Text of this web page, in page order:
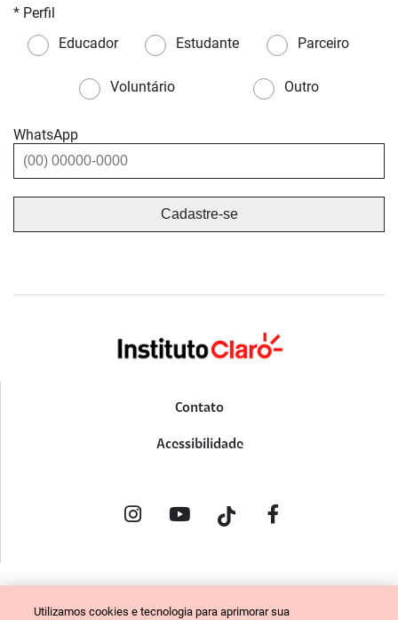
* Perfil
Educador
Estudante Parceiro
Voluntário Outro
WhatsApp
Contato
Acessibilidade
PORTAL DE DENÚNCIAS
Utilizamos cookies e tecnologia para aprimorar sua